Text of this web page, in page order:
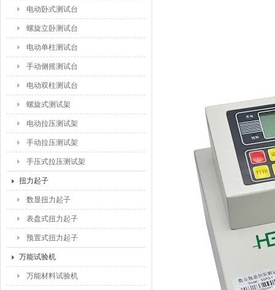
电动卧式测试台
螺旋立卧测试台
电动单柱测试台
手动侧摇测试台
电动双柱测试台
螺旋式测试架
电动拉压测试架
手动拉压测试架
手压式拉压测试架
扭力起子
数显扭力起子
表盘式扭力起子
预置式扭力起子
万能试验机
万能材料试验机